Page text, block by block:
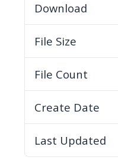
Download
File Size
File Count
Create Date
Last Updated